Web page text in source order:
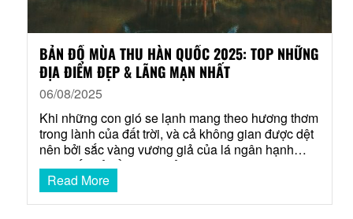
BẢN ĐỒ MÙA THU HÀN QUỐC 2025: TOP NHỮNG
ĐỊA ĐIỂM ĐẸP & LÃNG MẠN NHẤT
06/08/2025
Khi những con gió se lạnh mang theo hương thơm
trong lành của đất trời, và cả không gian được dệt
nên bởi sắc vàng vương giả của lá ngân hạnh
cùng sắc đỏ nồng nàn của lá phong, đó là lúc Hàn
Quốc bước vào mùa thu – thời khắc đẹp và lãng
mạn…
Read More